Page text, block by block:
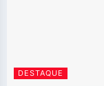
DESTAQUE